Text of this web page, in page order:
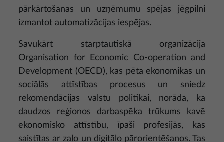
pārkārtošanas un uzņēmumu spējas jēgpilni
izmantot automatizācijas iespējas.
Savukārt starptautiskā organizācija
Organisation for Economic Co-operation and
Development (OECD), kas pēta ekonomikas un
sociālās attīstības procesus un sniedz
rekomendācijas valstu politikai, norāda, ka
daudzos reģionos darbaspēka trūkums kavē
ekonomisko attīstību, īpaši profesijās, kas
saistītas ar zaļo un digitālo pārorientēšanos. Tas